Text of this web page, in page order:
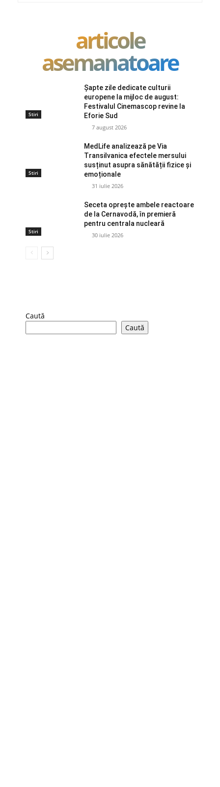
articole
asemanatoare
Stiri
Șapte zile dedicate culturii
europene la mijloc de august:
Festivalul Cinemascop revine la
Eforie Sud
7 august 2026
Stiri
MedLife analizează pe Via
Transilvanica efectele mersului
susținut asupra sănătății fizice și
emoționale
31 iulie 2026
Stiri
Seceta oprește ambele reactoare
de la Cernavodă, în premieră
pentru centrala nucleară
30 iulie 2026
Caută
Caută